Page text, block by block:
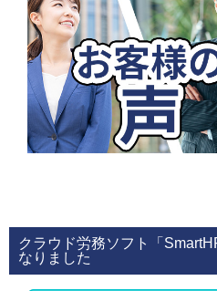
クラウド労務ソフト「
なりました